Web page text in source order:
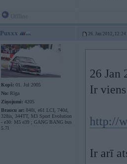
Puxxx 26. Jan 2012, 12:24
Kopš: 01. Jul 2005
No: Rīga
Ziņojumi: 4205
Braucu ar: 840i, e61 LCI, 740d,
328is, 344TT, M3 Sport Evolution
- e30: M5 e39 ; GANG BANG bus
5.7l
26 Jan
Ir
http://
Ir arī